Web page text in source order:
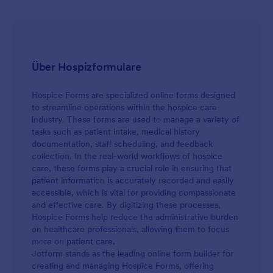
Über Hospizformulare
Hospice Forms are specialized online forms designed
to streamline operations within the hospice care
industry. These forms are used to manage a variety of
tasks such as patient intake, medical history
documentation, staff scheduling, and feedback
collection. In the real-world workflows of hospice
care, these forms play a crucial role in ensuring that
patient information is accurately recorded and easily
accessible, which is vital for providing compassionate
and effective care. By digitizing these processes,
Hospice Forms help reduce the administrative burden
on healthcare professionals, allowing them to focus
more on patient care.
Jotform stands as the leading online form builder for
creating and managing Hospice Forms, offering